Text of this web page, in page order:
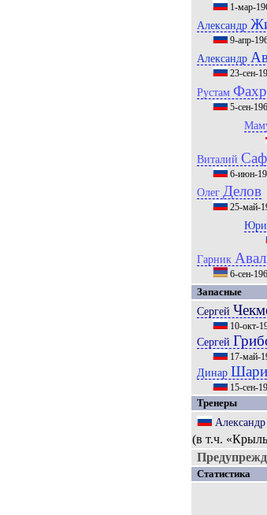
1-мар-
Александр
9-апр-
Александр
23-сен-
Рустам
5-сен-
Виталий
6-июн-
Олег Делов
25-май-
Гарник
6-сен-
Запасные
Сергей
10-окт-
Сергей
17-май-
Динар
15-сен-
Тренеры
Александр
(в т.ч.
Статистика